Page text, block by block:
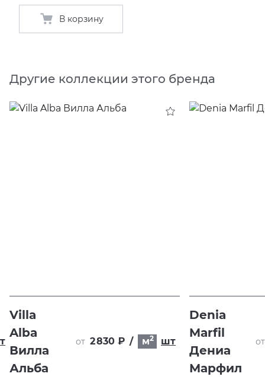
В корзину
Другие коллекции этого бренда
Villa
Alba
Вилла
Альба
от 2 830 ₽ / м2 шт
Denia
Marfil
Дениа
Марфил
от